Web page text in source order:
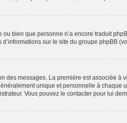
bien que personne n’a encore traduit
sur le site du groupe phpBB
des messages. La première est associée
unique et personnelle à
Vous pouvez le contacter pour lui